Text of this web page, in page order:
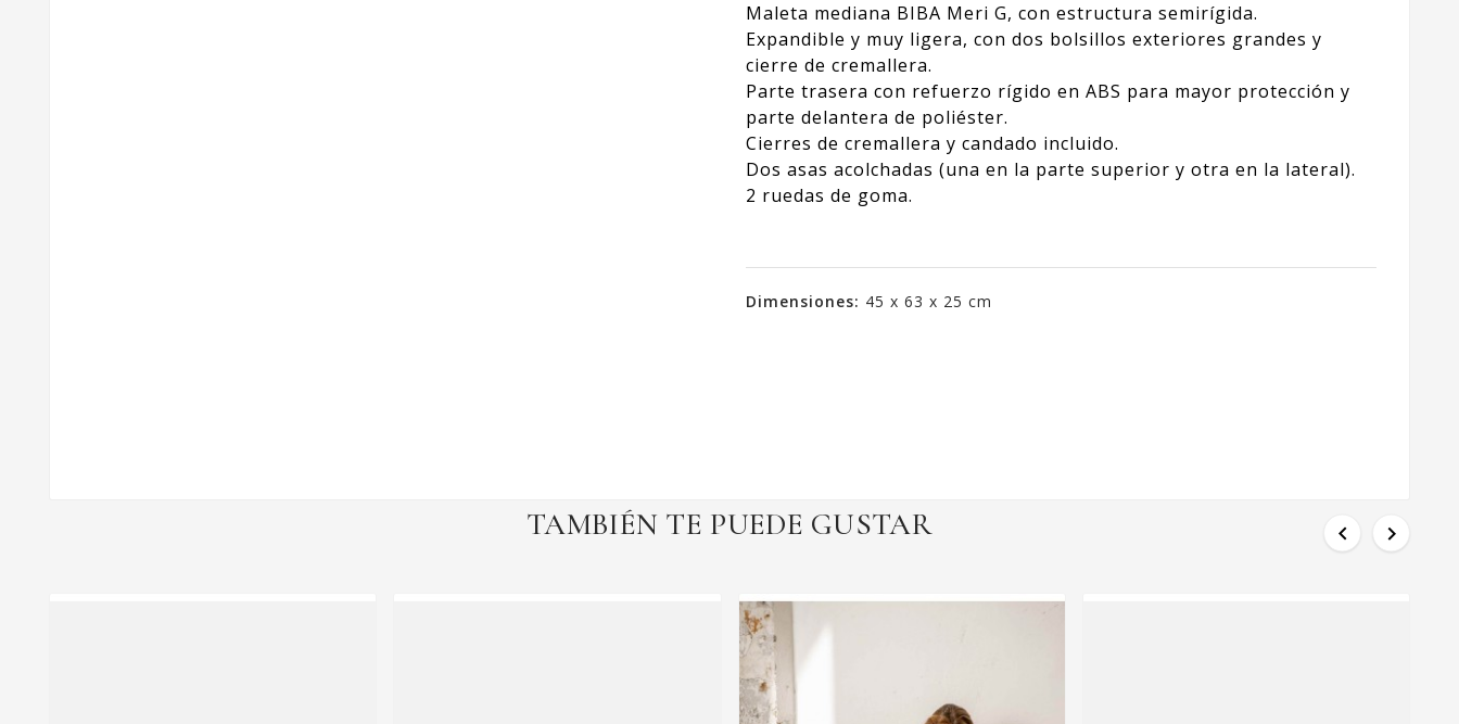
Maleta mediana BIBA Meri G, con estructura semirígida.
Expandible y muy ligera, con dos bolsillos exteriores grandes y
cierre de cremallera.
Parte trasera con refuerzo rígido en ABS para mayor protección y
parte delantera de poliéster.
Cierres de cremallera y candado incluido.
Dos asas acolchadas (una en la parte superior y otra en la lateral).
2 ruedas de goma.
Dimensiones: 45 x 63 x 25 cm
TAMBIÉN TE PUEDE GUSTAR  